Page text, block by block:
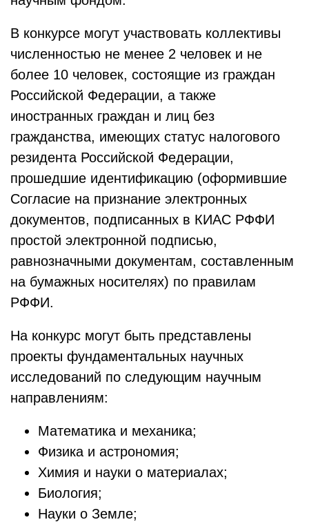
В конкурсе могут участвовать коллективы
численностью не менее 2 человек и не
более 10 человек, состоящие из граждан
Российской Федерации, а также
иностранных граждан и лиц без
гражданства, имеющих статус налогового
резидента Российской Федерации,
прошедшие идентификацию (оформившие
Согласие на признание электронных
документов, подписанных в КИАС РФФИ
простой электронной подписью,
равнозначными документам, составленным
на бумажных носителях) по правилам
РФФИ.
На конкурс могут быть представлены
проекты фундаментальных научных
исследований по следующим научным
направлениям:
Математика и механика;
Физика и астрономия;
Химия и науки о материалах;
Биология;
Науки о Земле;